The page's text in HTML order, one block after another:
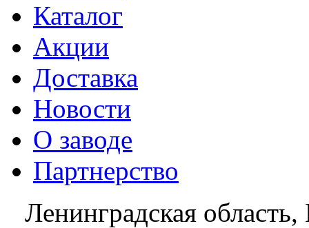
Каталог
Акции
Доставка
Новости
О заводе
Партнерство
Ленинградская